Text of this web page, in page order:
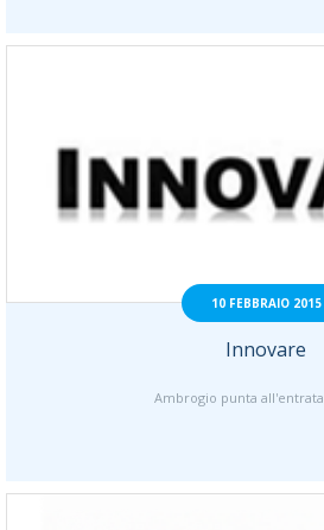
10 FEBBRAIO 2015
Innovare
Ambrogio punta